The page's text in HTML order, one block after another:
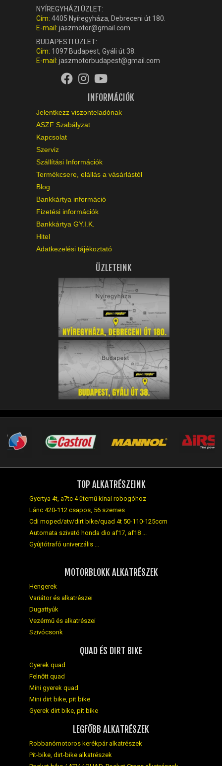
NYÍREGYHÁZI ÜZLET:
Cím: 4405 Nyíregyháza, Debreceni út 180.
E-mail: jaszmotor@gmail.com
BUDAPESTI ÜZLET:
Cím: 1097 Budapest, Gyáli út 38.
E-mail: jaszmotorbudapest@gmail.com
INFORMÁCIÓK
Jelentkezz viszonteladónak
ASZF Szabályzat
Kapcsolat
Szerviz
Szállítási Információk
Termékcsere, elállás a vásárlástól
Blog
Bankkártya információ
Fizetési információk
Bankkártya GY.I.K.
Hitel
Adatkezelési tájékoztató
ÜZLETEINK
TOP ALKATRÉSZEINK
Gyertya 4t, a7tc 4 ütemű kínai robogóhoz
Lánc 420-112 csapos, 56 szemes
Cdi moped/atv/dirt bike/quad 4t 50-110-125ccm
Automata szivató honda dio af17, af18 ...
Gyújtótrafó univerzális ...
MOTORBLOKK ALKATRÉSZEK
Hengerek
Variátor és alkatrészei
Dugattyúk
Vezérmű és alkatrészei
Szivócsonk
QUAD ÉS DIRT BIKE
Gyerek quad
Felnőtt quad
Mini gyerek quad
Mini dirt bike, pit bike
Gyerek dirt bike, pit bike
LEGFŐBB ALKATRÉSZEK
Robbanómotoros kerékpár alkatrészek
Pit-bike, dirt-bike alkatrészek